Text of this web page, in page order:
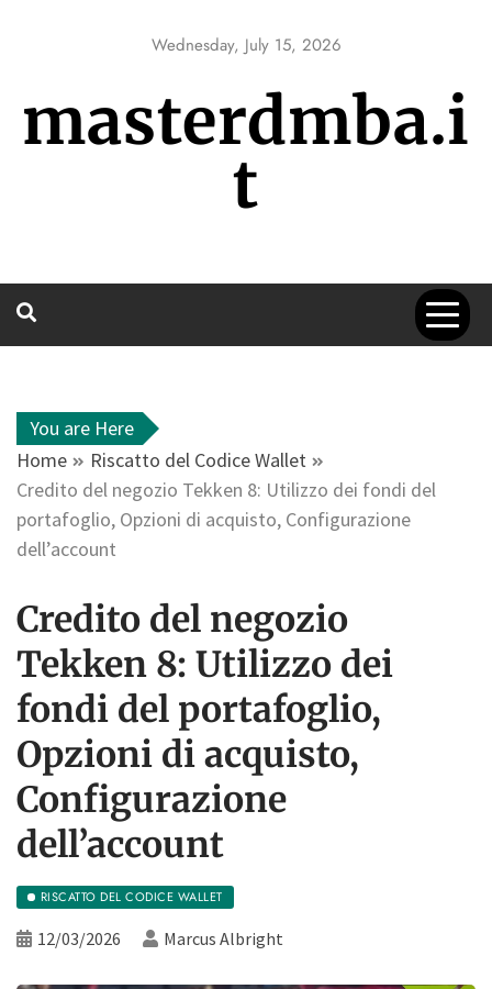
Wednesday, July 15, 2026
masterdmba.i
t
You are Here
Home
Riscatto del Codice Wallet
Credito del negozio Tekken 8: Utilizzo dei fondi del
portafoglio, Opzioni di acquisto, Configurazione
dell’account
Credito del negozio
Tekken 8: Utilizzo dei
fondi del portafoglio,
Opzioni di acquisto,
Configurazione
dell’account
RISCATTO DEL CODICE WALLET
12/03/2026 Marcus Albright